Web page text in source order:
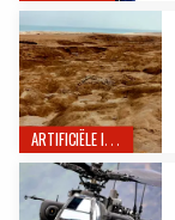
ARTIFICIËLE INTELLIGENTIE